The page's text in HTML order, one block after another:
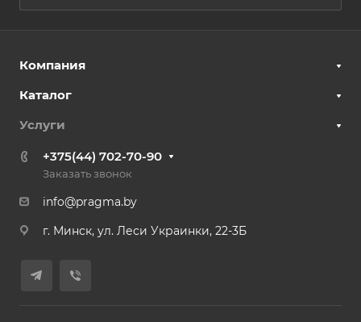
Компания
Каталог
Услуги
+375(44) 702-70-90
Заказать звонок
info@pragma.by
г. Минск, ул. Леси Украинки, 22-3Б